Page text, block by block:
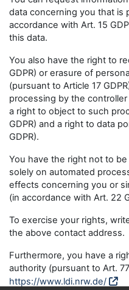
data concerning you that is
accordance with Art. 15
this data.
You also have the right to
GDPR) or erasure of
(pursuant to Article 17
processing by the
a right to object to such
GDPR) and a right to data
GDPR).
You have the right not to
solely on automated
effects concerning you or
(in accordance with Art. 22
To exercise your rights,
the above contact address.
Furthermore, you have a
authority (pursuant to Art. 77
https://www.ldi.nrw.de/